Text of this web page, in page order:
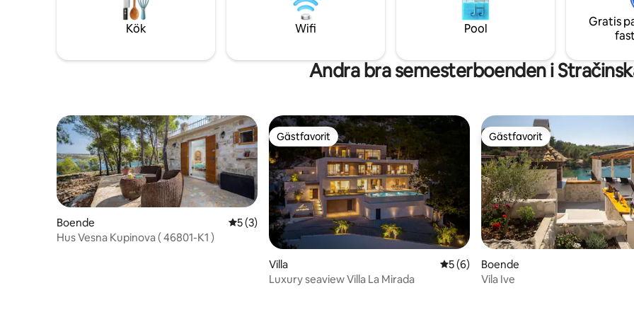
en semester som verkligen är värdig en
båda! Trevlig semester på en av de
soligaste öarna i Kroatien!
Kök Wifi Pool
Gratis
Andra bra semesterboenden i
Boende 5 av 5 i genomsnittligt betyg, 3 omdömen
5 (3)
Hus Vesna Kupinova ( 46801-K1 )
Gästfavorit
Gästfavorit
Villa 5 av 5 i genomsnittligt betyg, 6
5 (6)
Luxury seaview Villa La Mirada
Gästfavorit
Gästfavorit
Boende
Vila Ive